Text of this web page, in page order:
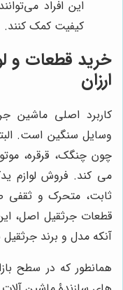
این افراد
کیفیت کمک کنند.
خرید قطعات و
ارزان
کاربرد اصلی ماشین
وسایل سنگین است.
چون چنگک، قرقره،
می کند. فروش لوازم
ثابت، متحرک و ثقفی
قطعات جرثقیل اصل،
آنکه مدل و برند جرثقیل
همانطور که در سطح